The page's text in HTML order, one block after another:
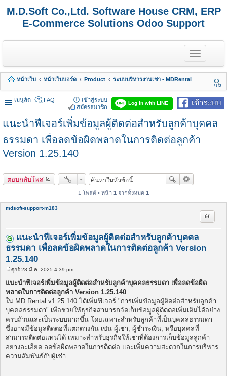
M.D.Soft Co.,Ltd. Software House CRM, ERP
E-Commerce Solutions Odoo Support
T
o
g
e
n
a
g
a
หน้าเว็บ หน้าเว็บบอร์ด Product
ระบบบริหารงานเช่า - MDRental
นห
า
เมนูลัด
เข้าระบบ
Log in with LINE
FAQ
เข้าสู่ระบบ
สมัครสมาชิก
แนะนำฟีเจอร์เพิ่มข้อมูลผู้ติดต่อสำหรับลูกค้าบุคคล
ธรรมดา เพื่อลดข้อผิดพลาดในการติดต่อลูกค้า
Version 1.25.140
ตอบกลับโพส
1 โพสต์ • หน้า 1 จากทั้งหมด 1
mdsoft-support-m183
แนะนำฟีเจอร์เพิ่มข้อมูลผู้ติดต่อสำหรับลูกค้าบุคคล
ธรรมดา เพื่อลดข้อผิดพลาดในการติดต่อลูกค้า Version
1.25.140
อ้างคำ
โ
พ
ส
ต์
ศุกร์ 28 มี.ค. 2025 4:39 pm
แนะนำฟีเจอร์เพิ่มข้อมูลผู้ติดต่อสำหรับลูกค้าบุคคลธรรมดา เพื่อลดข้อผิด
พลาดในการติดต่อลูกค้า Version 1.25.140
ใน MD Rental v1.25.140 ได้เพิ่มฟีเจอร์ "การเพิ่มข้อมูลผู้ติดต่อสำหรับลูกค้า
บุคคลธรรมดา" เพื่อช่วยให้ธุรกิจสามารถจัดเก็บข้อมูลผู้ติดต่อเพิ่มเติมได้อย่าง
ครบถ้วนและเป็นระบบมากขึ้น โดยเฉพาะสำหรับลูกค้าที่เป็นบุคคลธรรมดา
ซึ่งอาจมีข้อมูลติดต่อที่แตกต่างกัน เช่น ผู้เช่า, ผู้ชำระเงิน, หรือบุคคลที่
สามารถติดต่อแทนได้ เหมาะสำหรับธุรกิจให้เช่าที่ต้องการเก็บข้อมูลลูกค้า
อย่างละเอียด ลดข้อผิดพลาดในการติดต่อ และเพิ่มความสะดวกในการบริหาร
ความสัมพันธ์กับผู้เช่า